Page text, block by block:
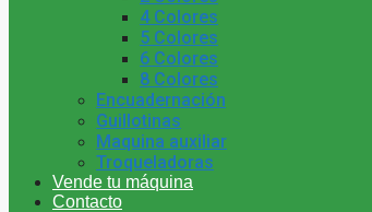
4 Colores
5 Colores
6 Colores
8 Colores
Encuadernación
Guillotinas
Maquina auxiliar
Troqueladoras
Vende tu máquina
Contacto